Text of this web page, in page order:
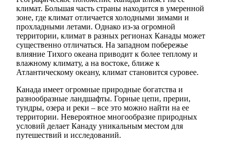
климат. Большая часть страны находится в умеренной
зоне, где климат отличается холодными зимами и
прохладными летами. Однако из-за огромной
территории, климат в разных регионах Канады может
существенно отличаться. На западном побережье
влияние Тихого океана приводит к более теплому и
влажному климату, а на востоке, ближе к
Атлантическому океану, климат становится суровее.
Канада имеет огромные природные богатства и
разнообразные ландшафты. Горные цепи, прерии,
тундры, озера и реки – все это можно найти на ее
территории. Невероятное многообразие природных
условий делает Канаду уникальным местом для
путешествий и исследований.